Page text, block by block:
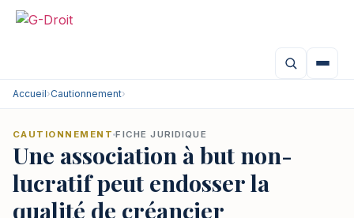
Accueil›Cautionnement›
CAUTIONNEMENT FICHE JURIDIQUE
Une association à but non-
lucratif peut endosser la
qualité de créancier